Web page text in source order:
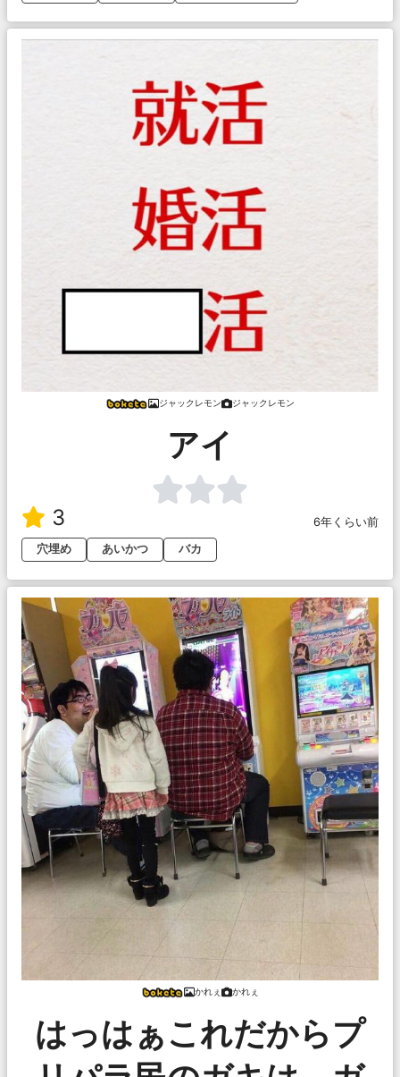
ジャックレモン ジャックレモン
アイ
3
6年くらい前
穴埋め
あいかつ バカ
かれぇ かれぇ
はっはぁこれだからプ